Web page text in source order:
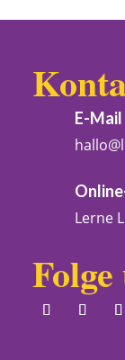
E-Mail
Lerne